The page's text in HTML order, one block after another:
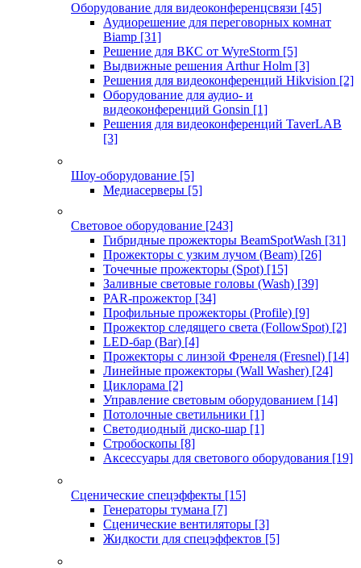
Оборудование для видеоконференцсвязи [45]
Аудиорешение для переговорных комнат
Biamp [31]
Решение для ВКС от WyreStorm [5]
Выдвижные решения Arthur Holm [3]
Решения для видеоконференций Hikvision [2]
Оборудование для аудио- и
видеоконференций Gonsin [1]
Решения для видеоконференций TaverLAB
[3]
Шоу-оборудование [5]
Медиасерверы [5]
Световое оборудование [243]
Гибридные прожекторы BeamSpotWash [31]
Прожекторы с узким лучом (Beam) [26]
Точечные прожекторы (Spot) [15]
Заливные световые головы (Wash) [39]
PAR-прожектор [34]
Профильные прожекторы (Profile) [9]
Прожектор следящего света (FollowSpot) [2]
LED-бар (Bar) [4]
Прожекторы с линзой Френеля (Fresnel) [14]
Линейные прожекторы (Wall Washer) [24]
Циклорама [2]
Управление световым оборудованием [14]
Потолочные светильники [1]
Светодиодный диско-шар [1]
Стробоскопы [8]
Аксессуары для светового оборудования [19]
Сценические спецэффекты [15]
Генераторы тумана [7]
Сценические вентиляторы [3]
Жидкости для спецэффектов [5]